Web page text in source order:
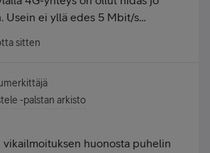
Usein ei yllä edes 5 Mbit/s
yli 10 Mbit/s!
sitten
-palstan arkisto
vikailmoituksen huonosta puhelin